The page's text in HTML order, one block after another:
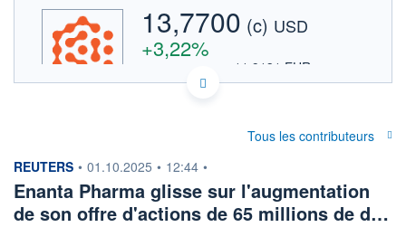
HISTORIQUE
ACTIONNAIRES
13,7700 (c) USD
+3,22%
11,9131 EUR
INDICE DE RÉFÉRENCE
NASDAQ COMPOSITE
Cotation sur les autres places
14,0
Tous les contributeurs
information fournie par
REUTERS • 01.10.2025 • 12:44 •
Enanta Pharma glisse sur l'augmentation
de son offre d'actions de 65 millions de d…